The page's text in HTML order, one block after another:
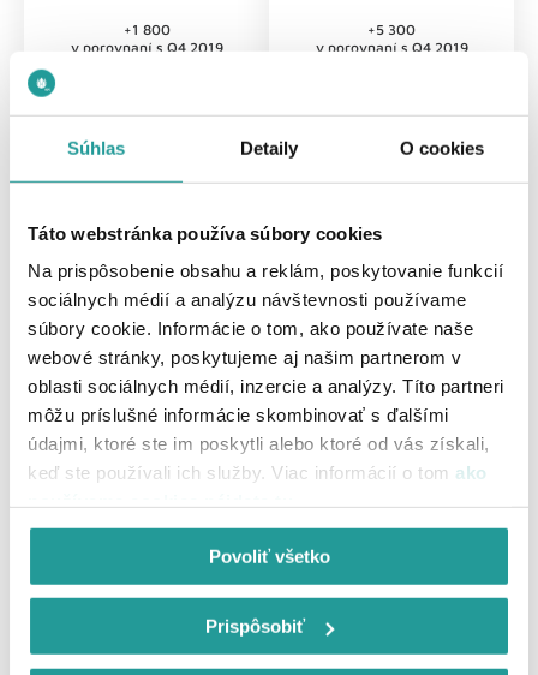
Súhlas Detaily O cookies
Táto webstránka používa súbory cookies
Na prispôsobenie obsahu a reklám, poskytovanie funkcií
sociálnych médií a analýzu návštevnosti používame
súbory cookie. Informácie o tom, ako používate naše
webové stránky, poskytujeme aj našim partnerom v
oblasti sociálnych médií, inzercie a analýzy. Títo partneri
môžu príslušné informácie skombinovať s ďalšími
údajmi, ktoré ste im poskytli alebo ktoré od vás získali,
keď ste používali ich služby. Viac informácií o tom ako
Povoliť všetko
Prispôsobiť
+1 800
v porovnaní s Q4 2019
+5 300
v porovnaní s Q4 2019
Slovenský telekomunikačný trh, nevynímajúc
našu spoločnosť UPC BROADBAND SLOVAKIA, bol
v roku 2020 poznamenaný krízou spojenou s
vírusom Covid-19 a následnými opatreniami v
celej krajine. Priniesol pre každého z nás nové
výzvy, ktorým sme museli čeliť a prispôsobovať
sa novej situácii. Vďaka zodpovednému prístupu,
tímovej práci a pokračujúcim investíciám do
modernizácie siete a rozvoja inovatívnych
služieb sme ho zvládli úspešne. Našich
zákazníkov sme počas celého roka podporovali
konektivity, ktorej dôležitosť si v súčasnosti
uvedomujeme o to viac, keď mnohé domácnosti
pracujú z home-officu, resp. deti absolvujú
dištančnú online výučbu. Vieme, že naši
zákazníci sa na nás spoliehajú, preto sme